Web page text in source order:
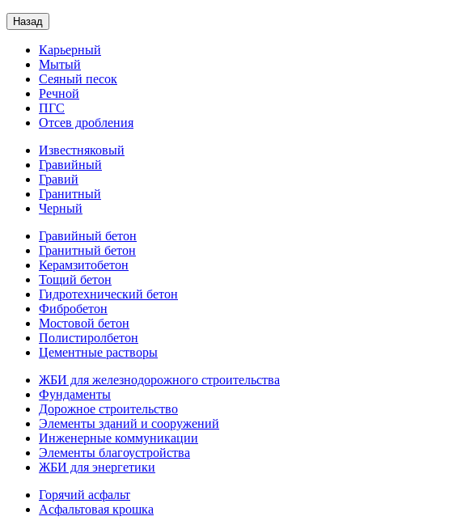
Назад
Карьерный
Мытый
Сеяный песок
Речной
ПГС
Отсев дробления
Известняковый
Гравийный
Гравий
Гранитный
Черный
Гравийный бетон
Гранитный бетон
Керамзитобетон
Тощий бетон
Гидротехнический бетон
Фибробетон
Мостовой бетон
Полистиролбетон
Цементные растворы
ЖБИ для железнодорожного строительства
Фундаменты
Дорожное строительство
Элементы зданий и сооружений
Инженерные коммуникации
Элементы благоустройства
ЖБИ для энергетики
Горячий асфальт
Асфальтовая крошка